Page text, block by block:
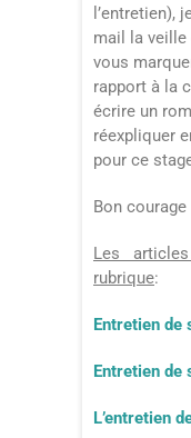
l’entretien),
mail la veille
vous
rapport à la
écrire un
réexpliquer
pour ce
Bon
Les
rubrique:
Entretien de
Entretien de
L’entretien